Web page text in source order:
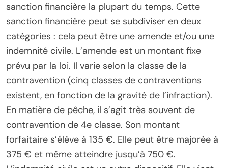
sanction financière la plupart du temps. Cette
sanction financière peut se subdiviser en deux
catégories : cela peut être une amende et/ou une
indemnité civile. L’amende est un montant fixe
prévu par la loi. Il varie selon la classe de la
contravention (cinq classes de contraventions
existent, en fonction de la gravité de l’infraction).
En matière de pêche, il s’agit très souvent de
contravention de 4e classe. Son montant
forfaitaire s’élève à 135 €. Elle peut être majorée à
375 € et même atteindre jusqu’à 750 €.